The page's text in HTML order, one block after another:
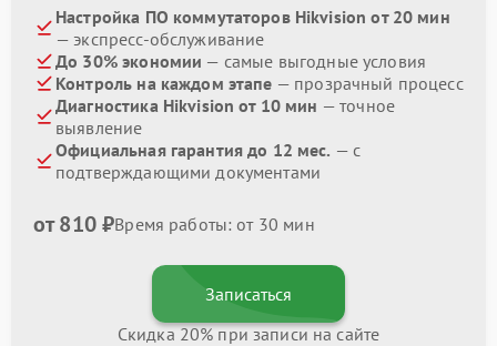
Настройка ПО коммутаторов Hikvision от 20 мин
— экспресс-обслуживание
До 30% экономии — самые выгодные условия
Контроль на каждом этапе — прозрачный процесс
Диагностика Hikvision от 10 мин — точное
выявление
Официальная гарантия до 12 мес. — с
подтверждающими документами
от 810 ₽Время работы: от 30 мин
Записаться
Скидка 20% при записи на сайте